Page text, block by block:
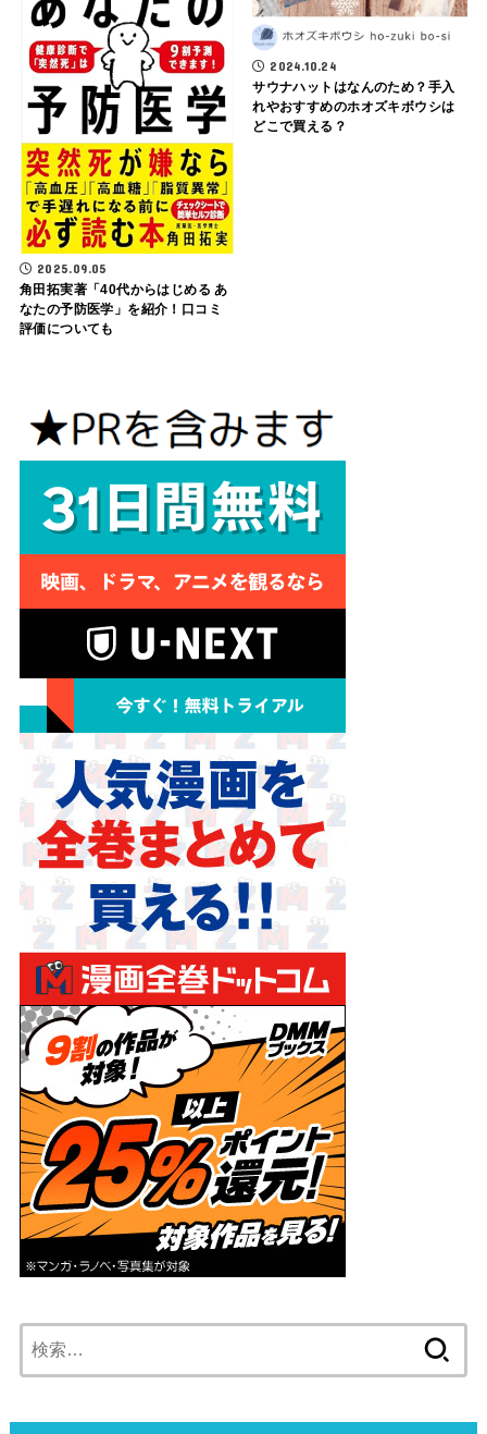
2025.09.05
角田拓実著「40代からはじめる あ
なたの予防医学」を紹介！口コミ
評価についても
2024.10.24
サウナハットはなんのため？手入
れやおすすめのホオズキボウシは
どこで買える？
索: